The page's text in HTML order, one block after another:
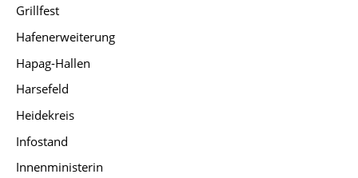
Grillfest
Hafenerweiterung
Hapag-Hallen
Harsefeld
Heidekreis
Infostand
Innenministerin